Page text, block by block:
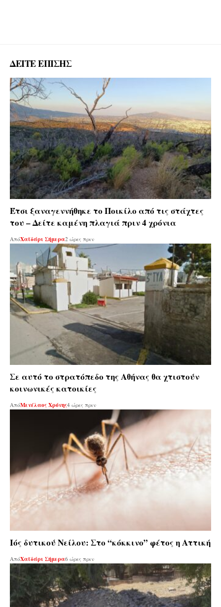
ΔΕΙΤΕ ΕΠΙΣΗΣ
Έτσι ξαναγεννήθηκε το Ποικίλο από τις στάχτες
του – Δείτε καμένη πλαγιά πριν 4 χρόνια
ΑπόΧαϊδάρι Σήμερα2 ώρες πριν
Σε αυτό το στρατόπεδο της Αθήνας θα χτιστούν
κοινωνικές κατοικίες
ΑπόΜενέλαος Χρόνης4 ώρες πριν
Ιός δυτικού Νείλου: Στο “κόκκινο” φέτος η Αττική
ΑπόΧαϊδάρι Σήμερα6 ώρες πριν